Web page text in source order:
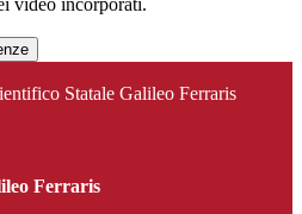
video incorporati.
Statale Galileo Ferraris
Ferraris